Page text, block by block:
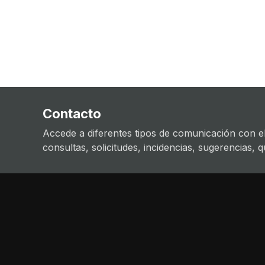
Contacto
Accede a diferentes tipos de comunicación con
consultas, solicitudes, incidencias, sugerencias,